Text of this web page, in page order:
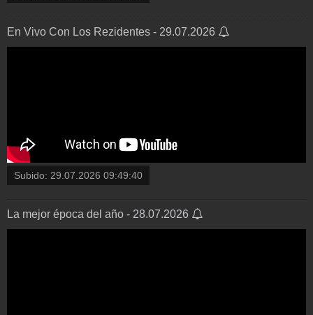
En Vivo Con Los Rezidentes - 29.07.2026
Subido: 29.07.2026 09:49:40
La mejor época del año - 28.07.2026